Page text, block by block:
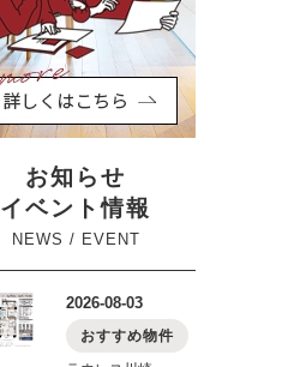
お知らせ
イベント情報
NEWS / EVENT